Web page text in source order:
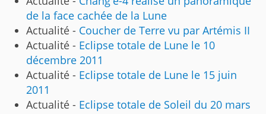
de la face cachée de la Lune
Actualité - Coucher de Terre vu par Artémis II
Actualité - Eclipse totale de Lune le 10
décembre 2011
Actualité - Eclipse totale de Lune le 15 juin
2011
Actualité - Eclipse totale de Soleil du 20 mars